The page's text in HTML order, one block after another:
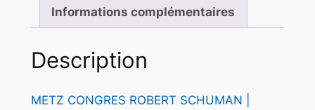
0
Informations complémentaires
Description
METZ CONGRES ROBERT SCHUMAN |